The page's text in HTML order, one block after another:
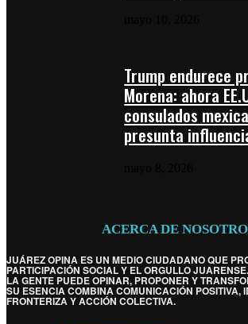
Trump endurece
Morena: ahora
consulados
presunta
ACERCA DE
JUÁREZ OPINA ES UN MEDIO CIUDADANO QUE
PARTICIPACIÓN SOCIAL Y EL ORGULLO
LA GENTE PUEDE OPINAR, PROPONER Y
SU ESENCIA COMBINA COMUNICACIÓN POSITIVA,
FRONTERIZA Y ACCIÓN COLECTIVA.